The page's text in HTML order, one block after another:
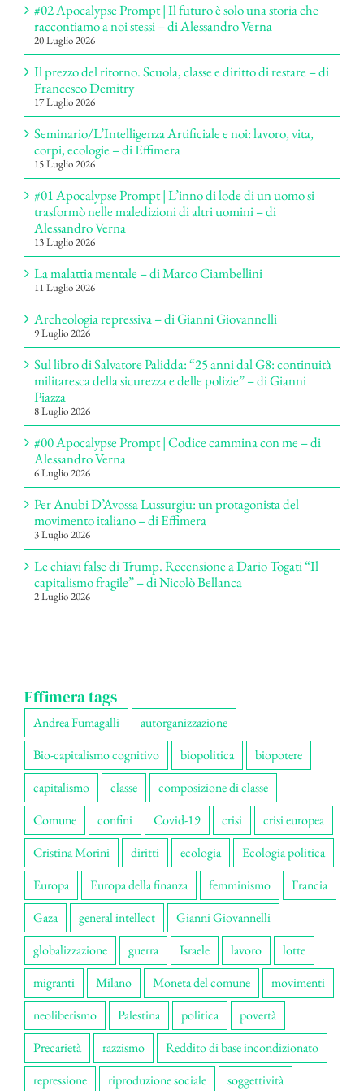
#02 Apocalypse Prompt | Il futuro è solo una storia che
raccontiamo a noi stessi – di Alessandro Verna
20 Luglio 2026
Il prezzo del ritorno. Scuola, classe e diritto di restare – di
Francesco Demitry
17 Luglio 2026
Seminario/L’Intelligenza Artificiale e noi: lavoro, vita,
corpi, ecologie – di Effimera
15 Luglio 2026
#01 Apocalypse Prompt | L’inno di lode di un uomo si
trasformò nelle maledizioni di altri uomini – di
Alessandro Verna
13 Luglio 2026
La malattia mentale – di Marco Ciambellini
11 Luglio 2026
Archeologia repressiva – di Gianni Giovannelli
9 Luglio 2026
Sul libro di Salvatore Palidda: “25 anni dal G8: continuità
militaresca della sicurezza e delle polizie” – di Gianni
Piazza
8 Luglio 2026
#00 Apocalypse Prompt | Codice cammina con me – di
Alessandro Verna
6 Luglio 2026
Per Anubi D’Avossa Lussurgiu: un protagonista del
movimento italiano – di Effimera
3 Luglio 2026
Le chiavi false di Trump. Recensione a Dario Togati “Il
capitalismo fragile” – di Nicolò Bellanca
2 Luglio 2026
Effimera tags
Andrea Fumagalli
autorganizzazione
Bio-capitalismo cognitivo
biopolitica
biopotere
capitalismo
classe
composizione di classe
Comune
confini Covid-19 crisi
crisi europea
Cristina Morini
diritti ecologia
Ecologia politica
Europa
Europa della finanza femminismo
Francia
Gaza
general intellect
Gianni Giovannelli
globalizzazione
guerra Israele lavoro
lotte
migranti
Milano Moneta del comune
movimenti
neoliberismo
Palestina politica
povertà
Precarietà
razzismo
Reddito di base incondizionato
repressione
riproduzione sociale soggettività